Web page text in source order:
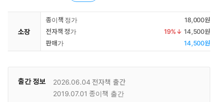
소장
종이책 정가
18,000원
전자책 정가
19%↓ 14,500원
판매가
14,500원
출간 정보 2026.06.04 전자책 출간
2019.07.01 종이책 출간